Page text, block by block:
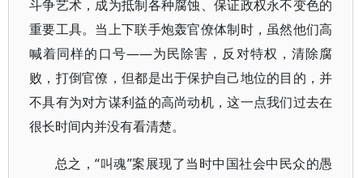
斗争艺术，成为抵制各种腐蚀、保证政权永不变色的
重要工具。当上下联手炮轰官僚体制时，虽然他们高
喊着同样的口号——为民除害，反对特权，清除腐
败，打倒官僚，但都是出于保护自己地位的目的，并
不具有为对方谋利益的高尚动机，这一点我们过去在
很长时间内并没有看清楚。
总之，“叫魂”案展现了当时中国社会中民众的愚